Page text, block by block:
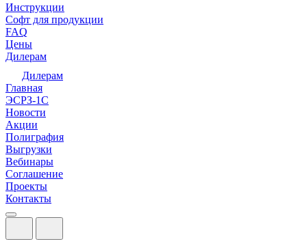
Инструкции
Софт для продукции
FAQ
Цены
Дилерам
Дилерам
Главная
ЭСРЗ-1С
Новости
Акции
Полиграфия
Выгрузки
Вебинары
Соглашение
Проекты
Контакты